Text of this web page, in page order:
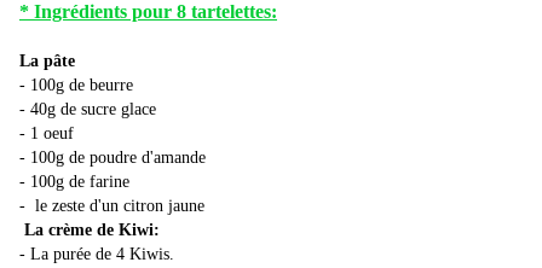
* Ingrédients pour 8 tartelettes:
La pâte
- 100g de beurre
- 40g de sucre glace
- 1 oeuf
- 100g de poudre d'amande
- 100g de farine
- le zeste d'un citron jaune
La crème de Kiwi:
- La purée de 4 Kiwis.